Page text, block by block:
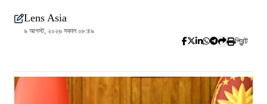
Lens Asia
৯ আগস্ট, ২০২৬ সকাল ০৮:৪৯
প্রিন্ট